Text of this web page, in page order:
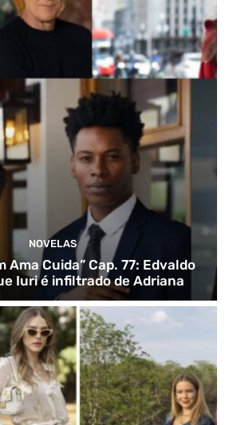
NOVELAS
Ama Cuida” Cap. 77: Edvaldo
Iuri é infiltrado de Adriana